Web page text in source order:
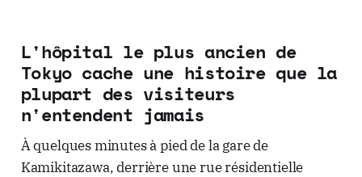
L'hôpital le plus ancien de
Tokyo cache une histoire que la
plupart des visiteurs
n'entendent jamais
À quelques minutes à pied de la gare de
Kamikitazawa, derrière une rue résidentielle